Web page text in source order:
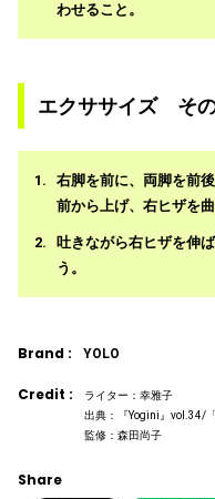
わせること。
エクササイズ そ
右脚を前に、両脚を前
前から上げ、右ヒザを曲
吐きながら右ヒザを伸
う。
Brand : YOLO
Credit :
ライター：幸雅子
出典：『Yogini』vol.34/
監修：森田尚子
Share